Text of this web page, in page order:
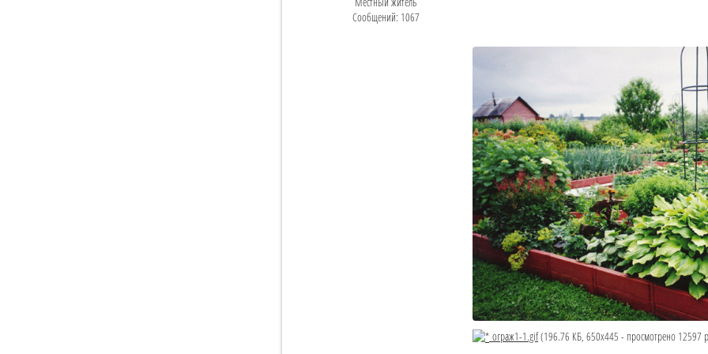
Сообщений: 1067
ограж1-1.gif(196.76 КБ, 650x445 - просмотрено 12597